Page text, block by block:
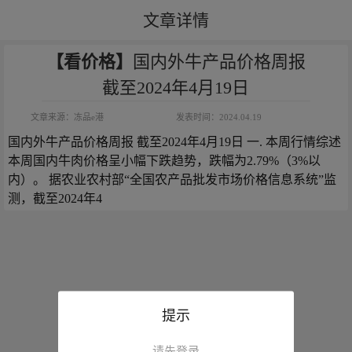
文章详情
【看价格】
国内外牛产品价格周报
截至2024年4月19日
文章来源： 冻品e港 发表时间： 2024.04.19
国内外牛产品价格周报 截至2024年4月19日 一. 本周行情综述
本周国内牛肉价格呈小幅下跌趋势，跌幅为2.79%（3%以
内）。 据农业农村部“全国农产品批发市场价格信息系统”监
测，截至2024年4
提示